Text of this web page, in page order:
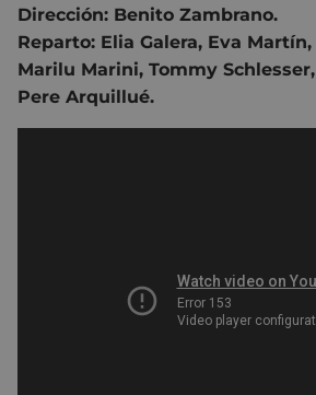
Dirección: Benito Zambrano.
Reparto: Elia Galera, Eva Martín,
Marilu Marini, Tommy Schlesser,
Pere Arquillué.